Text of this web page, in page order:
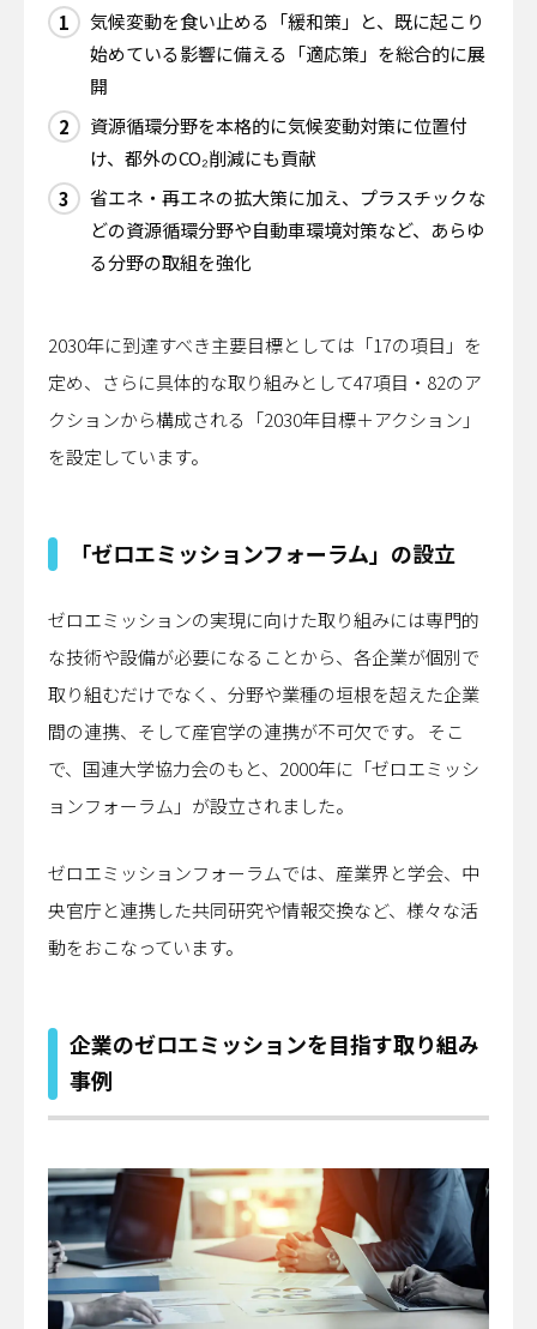
気候変動を食い止める「緩和策」と、既に起こり
始めている影響に備える「適応策」を総合的に展
開
資源循環分野を本格的に気候変動対策に位置付
け、都外のCO₂削減にも貢献
省エネ・再エネの拡大策に加え、プラスチックな
どの資源循環分野や自動車環境対策など、あらゆ
る分野の取組を強化
2030年に到達すべき主要目標としては「17の項目」を
定め、さらに具体的な取り組みとして47項目・82のア
クションから構成される「2030年目標＋アクション」
を設定しています。
「ゼロエミッションフォーラム」の設立
ゼロエミッションの実現に向けた取り組みには専門的
な技術や設備が必要になることから、各企業が個別で
取り組むだけでなく、分野や業種の垣根を超えた企業
間の連携、そして産官学の連携が不可欠です。 そこ
で、国連大学協力会のもと、2000年に「ゼロエミッシ
ョンフォーラム」が設立されました。
ゼロエミッションフォーラムでは、産業界と学会、中
央官庁と連携した共同研究や情報交換など、様々な活
動をおこなっています。
企業のゼロエミッションを目指す取り組み
事例